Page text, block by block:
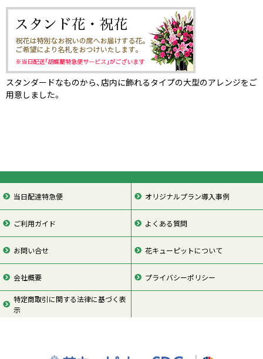
スタンダードなものから、店内に飾れるタイプの大型のアレンジをご
用意しました。
当日配達特急便 オリジナルプラン導入事例
ご利用ガイド よくある質問
お問い合せ 花キューピットについて
会社概要 プライバシーポリシー
特定商取引に関する法律に基づく表
示